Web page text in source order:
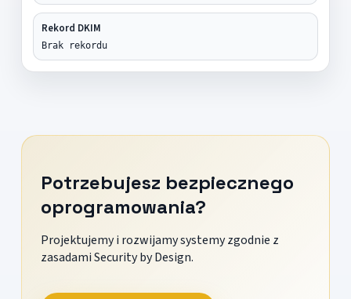
Rekord DKIM
Brak rekordu
Potrzebujesz bezpiecznego
oprogramowania?
Projektujemy i rozwijamy systemy zgodnie z
zasadami Security by Design.